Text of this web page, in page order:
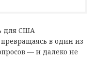
для США
в один из
— и далеко не